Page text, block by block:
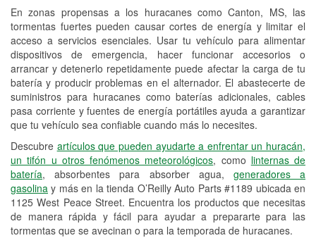
En zonas propensas a los huracanes como Canton, MS, las
tormentas fuertes pueden causar cortes de energía y limitar el
acceso a servicios esenciales. Usar tu vehículo para alimentar
dispositivos de emergencia, hacer funcionar accesorios o
arrancar y detenerlo repetidamente puede afectar la carga de tu
batería y producir problemas en el alternador. El abastecerte de
suministros para huracanes como baterías adicionales, cables
pasa corriente y fuentes de energía portátiles ayuda a garantizar
que tu vehículo sea confiable cuando más lo necesites.
Descubre artículos que pueden ayudarte a enfrentar un huracán,
un tifón u otros fenómenos meteorológicos, como linternas de
batería, absorbentes para absorber agua, generadores a
gasolina y más en la tienda O’Reilly Auto Parts #1189 ubicada en
1125 West Peace Street. Encuentra los productos que necesitas
de manera rápida y fácil para ayudar a prepararte para las
tormentas que se avecinan o para la temporada de huracanes.
freno
Hurricane Supplies
Conoce más
Idiomas adicionales
Dactilología americana (Lenguaje americano
de señas), Italiano